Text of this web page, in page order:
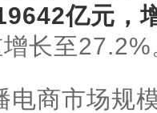
亿元，
长至27.2%
电商市场规